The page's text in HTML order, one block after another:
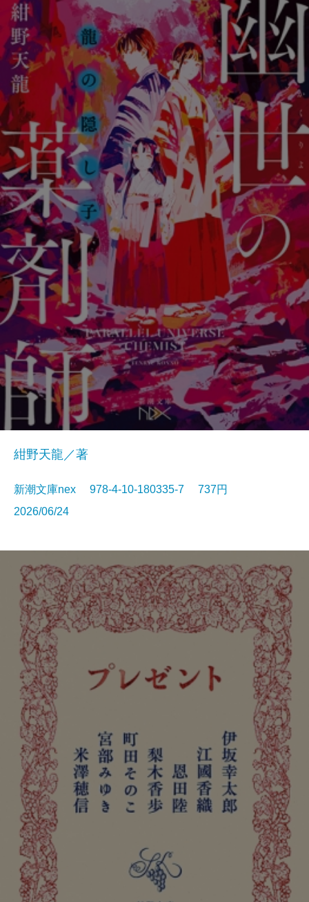
紺野天龍／著
新潮文庫nex 978-4-10-180335-7 737円
2026/06/24